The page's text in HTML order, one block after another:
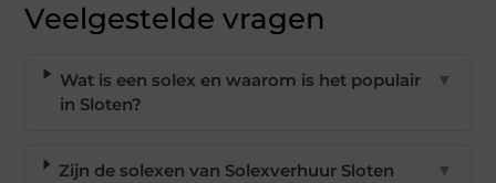
Veelgestelde vragen
Wat is een solex en waarom is het populair
in Sloten?
▼
Zijn de solexen van Solexverhuur Sloten
▼